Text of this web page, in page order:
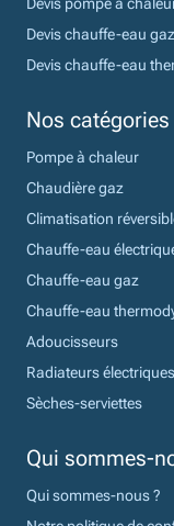
Devis chauffe-eau gaz
Devis chauffe-eau
Nos
Pompe à chaleur
Chaudière gaz
Climatisation
Chauffe-eau
Chauffe-eau gaz
Chauffe-eau
Adoucisseurs
Radiateurs électriques
Sèches-serviettes
Qui sommes-
Qui sommes-nous ?